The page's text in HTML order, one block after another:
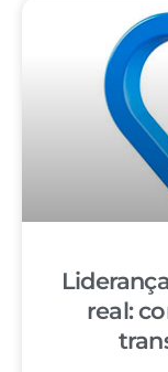
real: